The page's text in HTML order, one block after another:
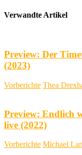
Verwandte Artikel
Preview: Der
(2023)
Vorberichte Thea
Preview: Endlich
live (2022)
Vorberichte Michael